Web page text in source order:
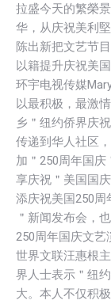
拉盛今天的繁榮
华，从庆祝美利
陈出新把文艺节
以籍提升庆祝美
环宇电视传媒
以最积极，最激
乡＂纽约侨界庆
传递到华人社区
加＂250周年国
享庆祝＂美国国
添庆祝美国250周
＂新闻发布会，
250周年国庆文艺
世界文联汪惠根
界人士表示＂纽
大。本人不仅积